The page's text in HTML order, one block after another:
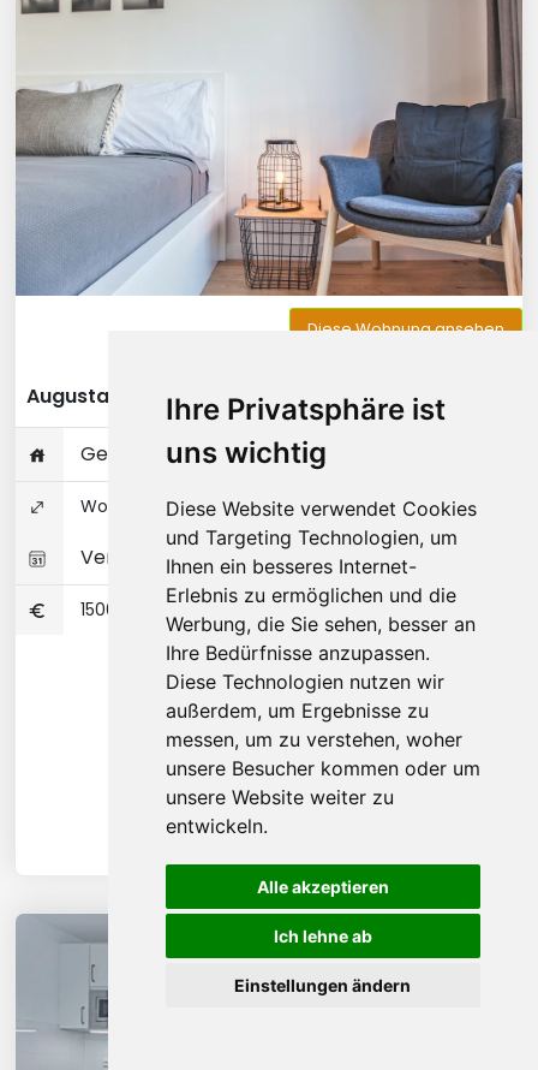
Ihre Privatsphäre ist
uns wichtig
Diese Website verwendet Cookies
und Targeting Technologien, um
Ihnen ein besseres Internet-
Erlebnis zu ermöglichen und die
Werbung, die Sie sehen, besser an
Ihre Bedürfnisse anzupassen.
Diese Technologien nutzen wir
außerdem, um Ergebnisse zu
messen, um zu verstehen, woher
unsere Besucher kommen oder um
unsere Website weiter zu
entwickeln.
Alle akzeptieren
Ich lehne ab
Einstellungen ändern
Diese Wohnung ansehen
Augustastraße - Düsseldorf
Gesamte Wohnung
Wohnungseigentum 32 ㎡
Verfügbar 01-10-2026
1500